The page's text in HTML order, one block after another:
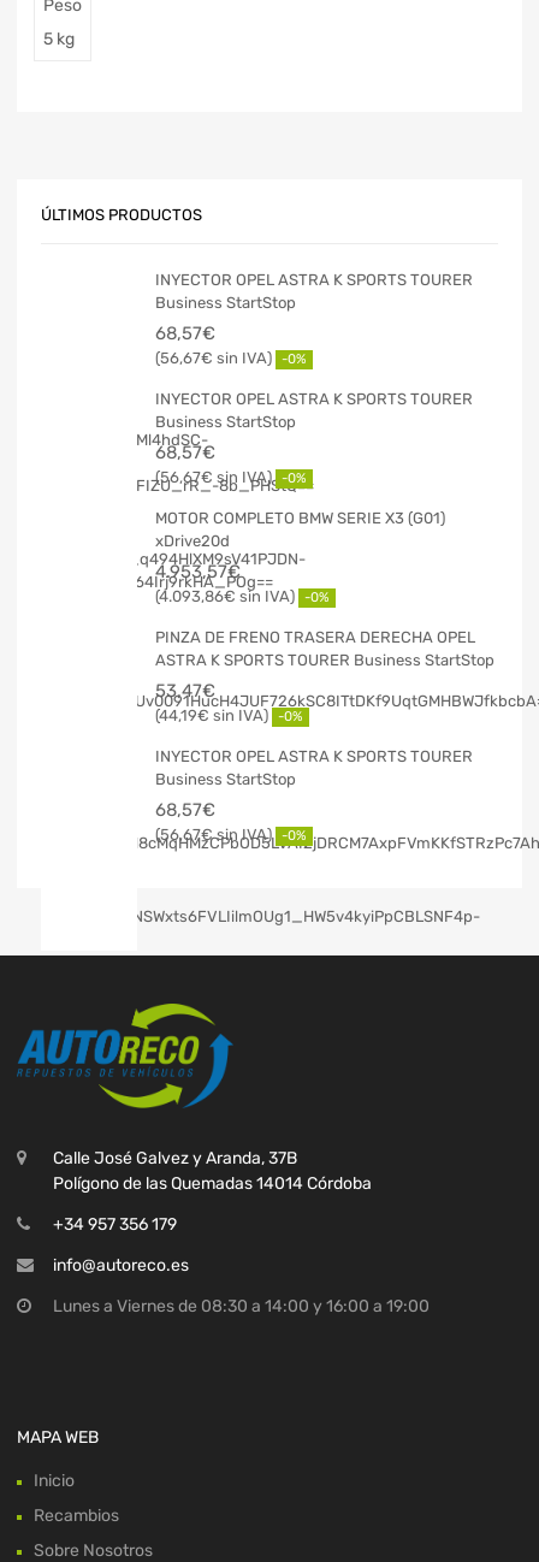
Peso
5 kg
ÚLTIMOS PRODUCTOS
INYECTOR OPEL ASTRA K SPORTS TOURER
Business StartStop
68,57€
56,67€ -0%
INYECTOR OPEL ASTRA K SPORTS TOURER
Business StartStop
68,57€
56,67€ -0%
MOTOR COMPLETO BMW SERIE X3 (G01)
xDrive20d
4.953,57€
4.093,86€ -0%
PINZA DE FRENO TRASERA DERECHA OPEL
ASTRA K SPORTS TOURER Business StartStop
53,47€
44,19€ -0%
INYECTOR OPEL ASTRA K SPORTS TOURER
Business StartStop
68,57€
56,67€ -0%
Calle José Galvez y Aranda, 37B
Polígono de las Quemadas 14014 Córdoba
+34 957 356 179
info@autoreco.es
Lunes a Viernes de 08:30 a 14:00 y 16:00 a 19:00
MAPA WEB
Inicio
Recambios
Sobre Nosotros